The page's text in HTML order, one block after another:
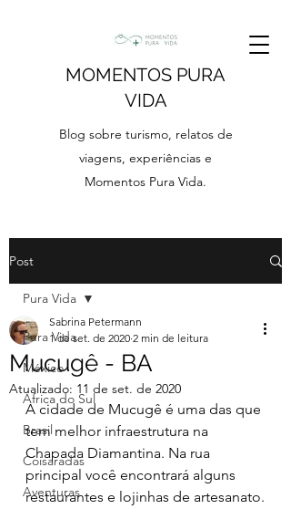
MOMENTOS PURA
VIDA
Blog sobre turismo, relatos de
viagens, experiências e
Momentos Pura Vida.
Post
Pura Vida
México
África do Sul
Brasil
Coisaradas
Aventuras
Pura Vida
Mucugê - BA
Sabrina Petermann
1 de set. de 2020 2 min de leitura
Atualizado: 11 de set. de 2020
A cidade de Mucugê é uma das que
tem melhor infraestrutura na
Chapada Diamantina. Na rua
principal você encontrará alguns
restaurantes e lojinhas de artesanato.